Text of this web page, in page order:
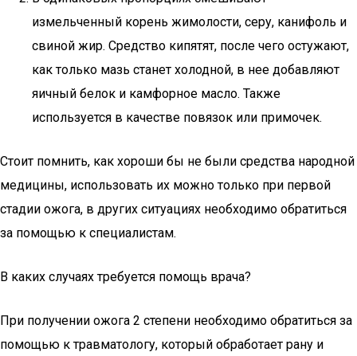
измельченный корень жимолости, серу, канифоль и
свиной жир. Средство кипятят, после чего остужают,
как только мазь станет холодной, в нее добавляют
яичный белок и камфорное масло. Также
используется в качестве повязок или примочек.
Стоит помнить, как хороши бы не были средства народной
медицины, использовать их можно только при первой
стадии ожога, в других ситуациях необходимо обратиться
за помощью к специалистам.
В каких случаях требуется помощь врача?
При получении ожога 2 степени необходимо обратиться за
помощью к травматологу, который обработает рану и